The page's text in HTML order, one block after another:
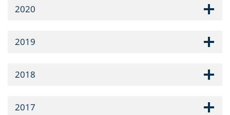
2020
2019
2018
2017